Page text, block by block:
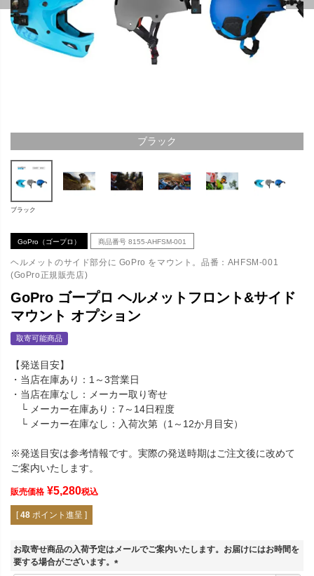
ブラック
ブラック
GoPro（ゴープロ） 商品番号 8155-AHFSM-001
ヘルメットのサイド部分に GoPro をマウント。品番：AHFSM-001
(GoPro正規販売店)
GoPro ゴープロ ヘルメットフロント&サイド
マウント オプション
取寄可能商品
【発送目安】
・当店在庫あり：1～3営業日
・当店在庫なし：メーカー取り寄せ
└ メーカー在庫あり：7～14日程度
└ メーカー在庫なし：入荷次第（1～12か月目安）
※発送目安は参考情報です。実際の発送時期はご注文後に改めて
ご案内いたします。
販売価格 ¥5,280税込
[ 48 ポイント進呈 ]
お取寄せ商品の入荷予定はメールでご案内いたします。お届けにはお時間を
要する場合がございます。